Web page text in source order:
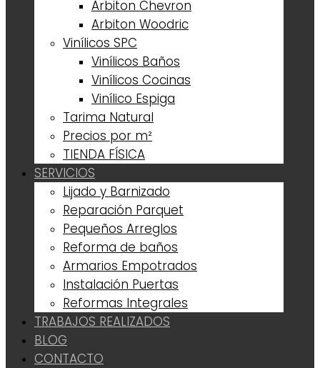
Arbiton Chevron
Arbiton Woodric
Vinílicos SPC
Vinílicos Baños
Vinílicos Cocinas
Vinílico Espiga
Tarima Natural
Precios por m²
TIENDA FÍSICA
SERVICIOS
Lijado y Barnizado
Reparación Parquet
Pequeños Arreglos
Reforma de baños
Armarios Empotrados
Instalación Puertas
Reformas Integrales
TRABAJOS REALIZADOS
BLOG
CONTACTO